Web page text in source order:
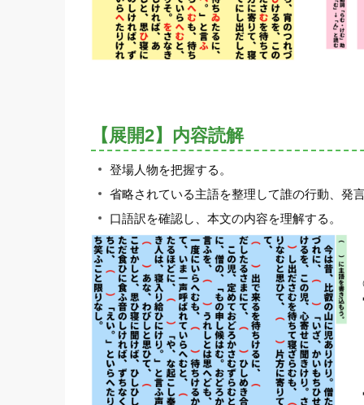
【展開2】内容読解
登場人物を把握する。
省略されている主語を整理して誰の行動、発
口語訳を確認し、本文の内容を理解する。